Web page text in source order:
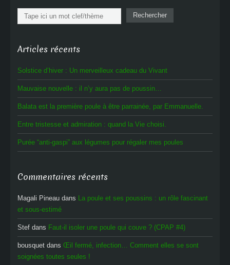
Rechercher Rechercher
Articles récents
Solstice d’hiver : Un merveilleux cadeau du Vivant
Mauvaise nouvelle : il n’y aura pas de poussin…
Balata est la première poule à être parrainée, par Emmanuelle.
Entre tristesse et admiration : quand la Vie choisi.
Purée “anti-gaspi” aux légumes pour régaler mes poules
Commentaires récents
Magali Pineau dans La poule et ses poussins : un rôle fascinant
et sous-estimé
Stef dans Faut-il isoler une poule qui couve ? (CPAP #4)
bousquet dans Œil fermé, infection… Comment elles se sont
soignées toutes seules !